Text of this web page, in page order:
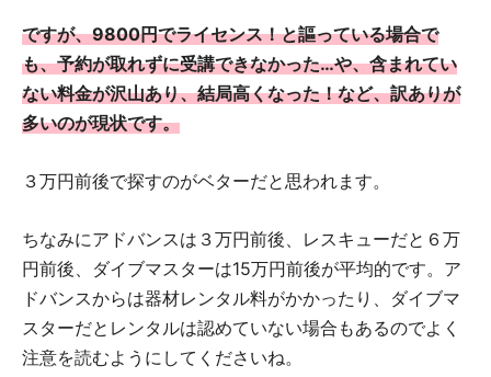
ですが、9800円でライセンス！と謳っている場合で
も、予約が取れずに受講できなかった…や、含まれてい
ない料金が沢山あり、結局高くなった！など、訳ありが
多いのが現状です。
３万円前後で探すのがベターだと思われます。
ちなみにアドバンスは３万円前後、レスキューだと６万
円前後、ダイブマスターは15万円前後が平均的です。ア
ドバンスからは器材レンタル料がかかったり、ダイブマ
スターだとレンタルは認めていない場合もあるのでよく
注意を読むようにしてくださいね。